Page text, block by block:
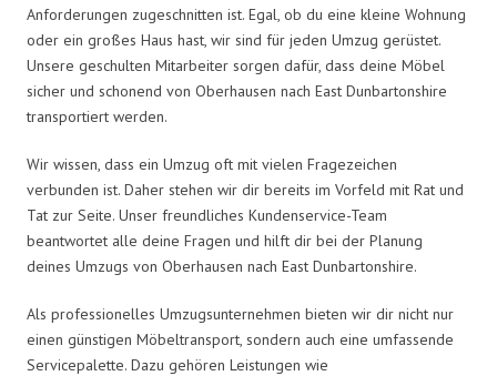
Anforderungen zugeschnitten ist. Egal, ob du eine kleine Wohnung
oder ein großes Haus hast, wir sind für jeden Umzug gerüstet.
Unsere geschulten Mitarbeiter sorgen dafür, dass deine Möbel
sicher und schonend von Oberhausen nach East Dunbartonshire
transportiert werden.
Wir wissen, dass ein Umzug oft mit vielen Fragezeichen
verbunden ist. Daher stehen wir dir bereits im Vorfeld mit Rat und
Tat zur Seite. Unser freundliches Kundenservice-Team
beantwortet alle deine Fragen und hilft dir bei der Planung
deines Umzugs von Oberhausen nach East Dunbartonshire.
Als professionelles Umzugsunternehmen bieten wir dir nicht nur
einen günstigen Möbeltransport, sondern auch eine umfassende
Servicepalette. Dazu gehören Leistungen wie